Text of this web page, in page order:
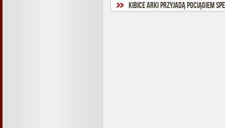
Kibice Arki przyjadą pociągiem